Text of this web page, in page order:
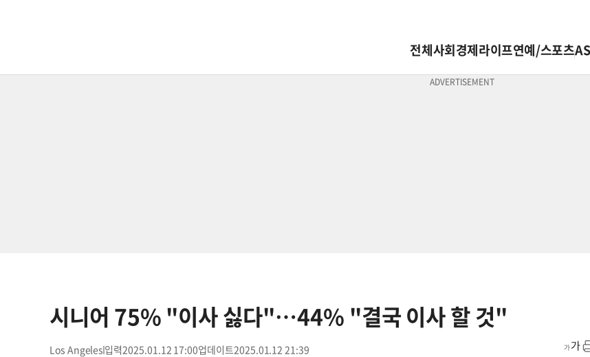
전체사회경제라이프연예/스포츠
시니어 75% "이사 싫다"…44% "결국 이사 할 것"
Los Angeles 2025.01.12 17:00 2025.01.12 21:39